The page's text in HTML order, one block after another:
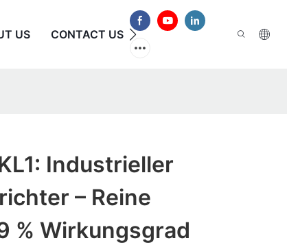
US CONTACT US HÄUFIG GESTELLTE
Industrieller
– Reine
% Wirkungsgrad